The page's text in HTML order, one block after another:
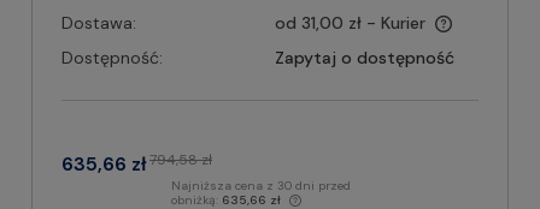
Dostawa:
od 31,00 zł - Kurier
Dostępność:
Zapytaj o dostępność
635,66 zł794,58 zł
Najniższa cena z 30 dni przed
obniżką: 635,66 zł